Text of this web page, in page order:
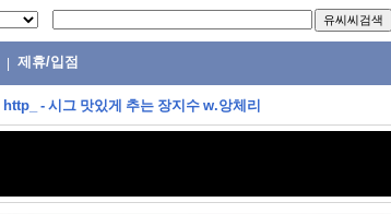
제휴/입점
http_ - 시그 맛있게 추는 장지수 w.앙체리